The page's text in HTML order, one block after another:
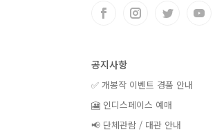
공지사항
✅ 개봉작 이벤트 경품 안내
🎦 인디스페이스 예매
📢 단체관람 / 대관 안내